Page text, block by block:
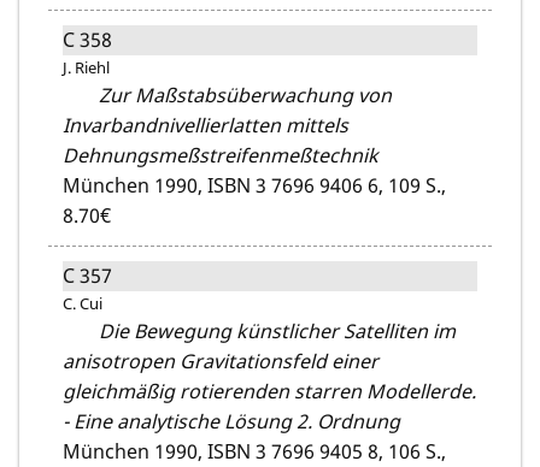
C 358
J. Riehl
Zur Maßstabsüberwachung von
Invarbandnivellierlatten mittels
Dehnungsmeßstreifenmeßtechnik
München 1990, ISBN 3 7696 9406 6, 109 S.,
8.70€
C 357
C. Cui
Die Bewegung künstlicher Satelliten im
anisotropen Gravitationsfeld einer
gleichmäßig rotierenden starren Modellerde.
- Eine analytische Lösung 2. Ordnung
München 1990, ISBN 3 7696 9405 8, 106 S.,